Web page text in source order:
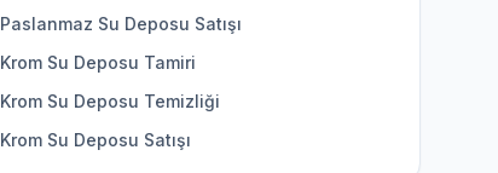
Paslanmaz Su Deposu Satışı
Krom Su Deposu Tamiri
Krom Su Deposu Temizliği
Krom Su Deposu Satışı